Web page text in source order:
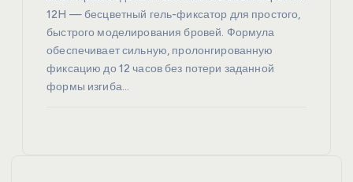
12H — бесцветный гель-фиксатор для простого,
быстрого моделирования бровей. Формула
обеспечивает сильную, пролонгированную
фиксацию до 12 часов без потери заданной
формы изгиба…